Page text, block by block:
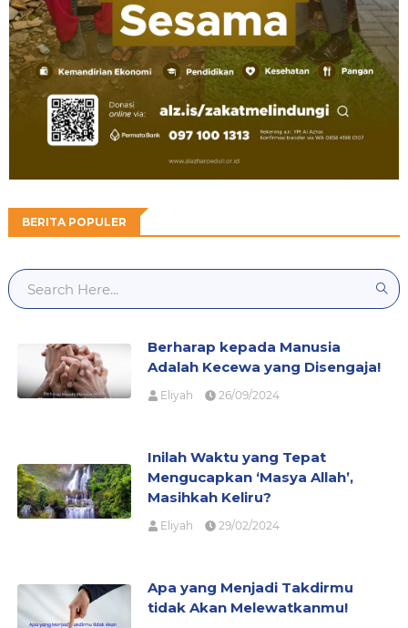
BERITA POPULER
Berharap kepada Manusia
Adalah Kecewa yang Disengaja!
Eliyah 26/09/2024
Inilah Waktu yang Tepat
Mengucapkan ‘Masya Allah’,
Masihkah Keliru?
Eliyah 29/02/2024
Apa yang Menjadi Takdirmu
tidak Akan Melewatkanmu!